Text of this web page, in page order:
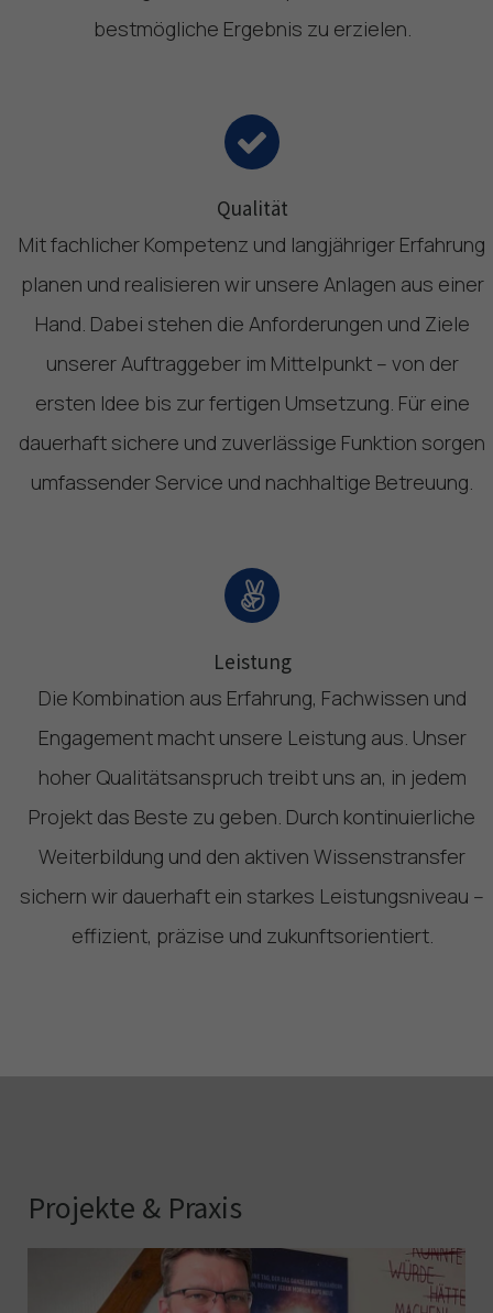
bestmögliche Ergebnis zu erzielen.
Qualität
Mit fachlicher Kompetenz und langjähriger Erfahrung
planen und realisieren wir unsere Anlagen aus einer
Hand. Dabei stehen die Anforderungen und Ziele
unserer Auftraggeber im Mittelpunkt – von der
ersten Idee bis zur fertigen Umsetzung. Für eine
dauerhaft sichere und zuverlässige Funktion sorgen
umfassender Service und nachhaltige Betreuung.
Leistung
Die Kombination aus Erfahrung, Fachwissen und
Engagement macht unsere Leistung aus. Unser
hoher Qualitätsanspruch treibt uns an, in jedem
Projekt das Beste zu geben. Durch kontinuierliche
Weiterbildung und den aktiven Wissenstransfer
sichern wir dauerhaft ein starkes Leistungsniveau –
effizient, präzise und zukunftsorientiert.
Projekte & Praxis